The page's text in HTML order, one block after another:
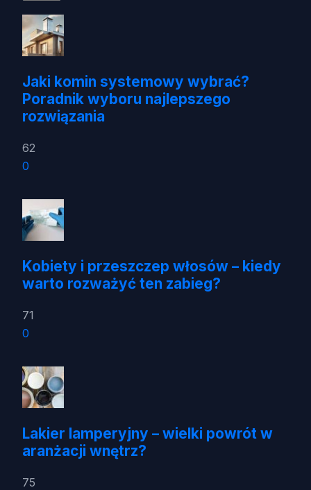
Jaki komin systemowy wybrać?
Poradnik wyboru najlepszego
rozwiązania
62
0
Kobiety i przeszczep włosów – kiedy
warto rozważyć ten zabieg?
71
0
Lakier lamperyjny – wielki powrót w
aranżacji wnętrz?
75